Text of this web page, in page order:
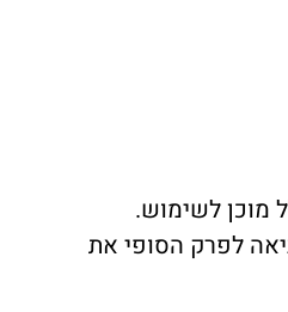
מוכן לשימוש.
לפרק הסופי את